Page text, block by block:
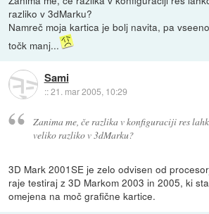
razliko v 3dMarku?
Namreč moja kartica je bolj navita, pa
točk manj...
Sami
::21. mar 2005, 10:29
Zanima me, če razlika v konfiguraciji res
veliko razliko v 3dMarku?
3D Mark 2001SE je zelo odvisen od
raje testiraj z 3D Markom 2003 in 2005, ki
omejena na moč grafične kartice.